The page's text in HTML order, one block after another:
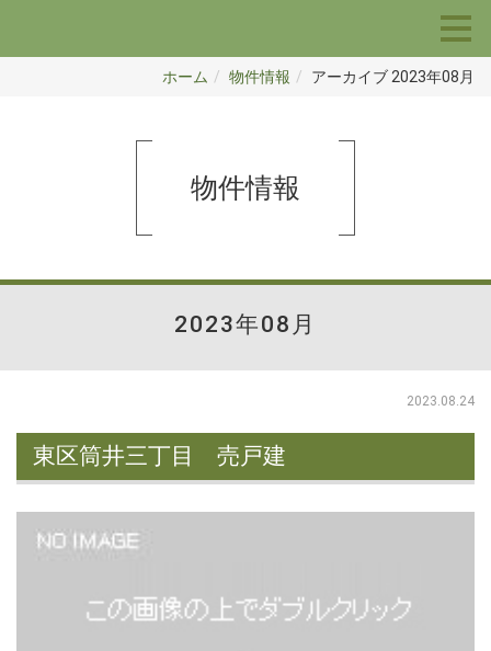
ホーム 物件情報 アーカイブ 2023年08月
物件情報
2023年08月
2023.08.24
東区筒井三丁目 売戸建